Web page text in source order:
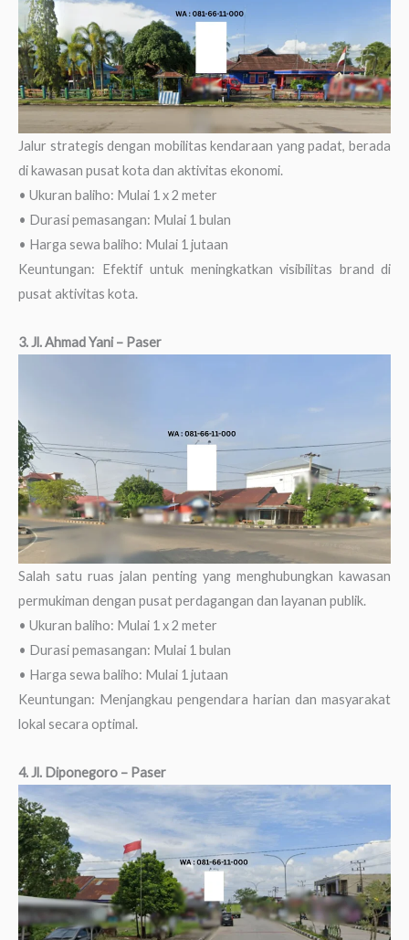
Jalur strategis dengan mobilitas kendaraan yang padat, berada
di kawasan pusat kota dan aktivitas ekonomi.
• Ukuran baliho: Mulai 1 x 2 meter
• Durasi pemasangan: Mulai 1 bulan
• Harga sewa baliho: Mulai 1 jutaan
Keuntungan: Efektif untuk meningkatkan visibilitas brand di
pusat aktivitas kota.
3. Jl. Ahmad Yani – Paser
Salah satu ruas jalan penting yang menghubungkan kawasan
permukiman dengan pusat perdagangan dan layanan publik.
• Ukuran baliho: Mulai 1 x 2 meter
• Durasi pemasangan: Mulai 1 bulan
• Harga sewa baliho: Mulai 1 jutaan
Keuntungan: Menjangkau pengendara harian dan masyarakat
lokal secara optimal.
4. Jl. Diponegoro – Paser